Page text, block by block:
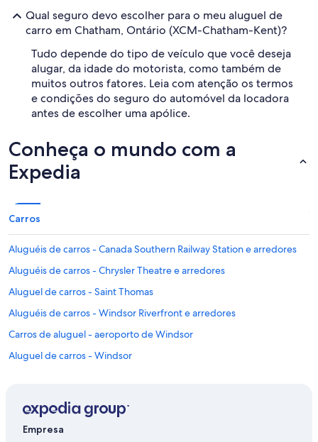
Qual seguro devo escolher para o meu aluguel de
carro em Chatham, Ontário (XCM-Chatham-Kent)?
Tudo depende do tipo de veículo que você deseja
alugar, da idade do motorista, como também de
muitos outros fatores. Leia com atenção os termos
e condições do seguro do automóvel da locadora
antes de escolher uma apólice.
Conheça o mundo com a
Expedia
Carros
Aluguéis de carros - Canada Southern Railway Station e arredores
Aluguéis de carros - Chrysler Theatre e arredores
Aluguel de carros - Saint Thomas
Aluguéis de carros - Windsor Riverfront e arredores
Carros de aluguel - aeroporto de Windsor
Aluguel de carros - Windsor
Empresa